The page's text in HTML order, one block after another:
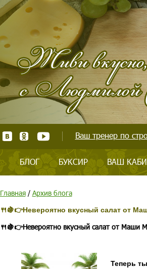
Ваш тренер по
БЛОГ БУКСИР ВАШ
Главная/ Архив блога
🍴🍇👉Невероятно вкусный салат от
🍴🍇👉Невероятно вкусный салат от Маши
Теперь